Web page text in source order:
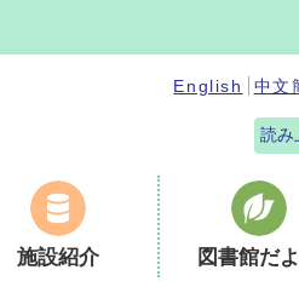
English 中文
読み
施設紹介 図書館だ